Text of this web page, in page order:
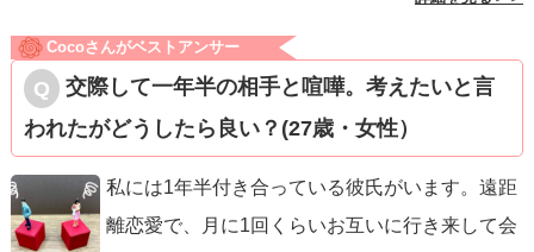
Cocoさんがベストアンサー
交際して一年半の相手と喧嘩。考えたいと言
われたがどうしたら良い？(27歳・女性）
私には1年半付き合っている彼氏がいます。遠距
離恋愛で、月に1回くらいお互いに行き来して会